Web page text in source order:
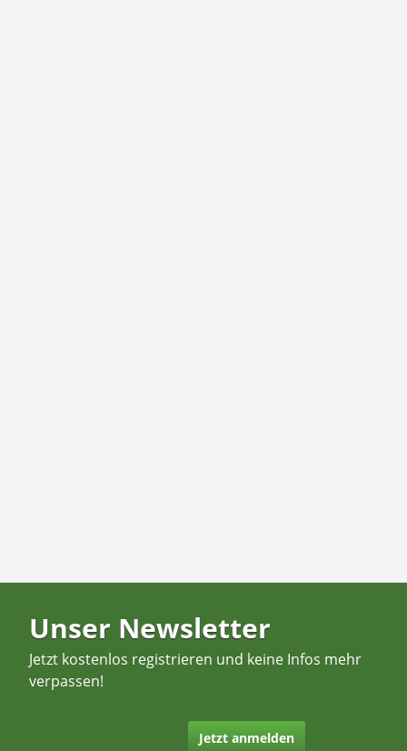
Unser Newsletter
Jetzt kostenlos registrieren und keine Infos mehr
verpassen!
Jetzt anmelden